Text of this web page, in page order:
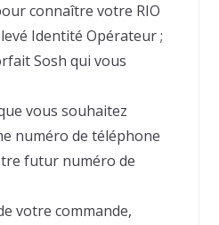
connaître votre RIO
Identité Opérateur ;
Sosh qui vous
vous souhaitez
numéro de téléphone
futur numéro de
votre commande,